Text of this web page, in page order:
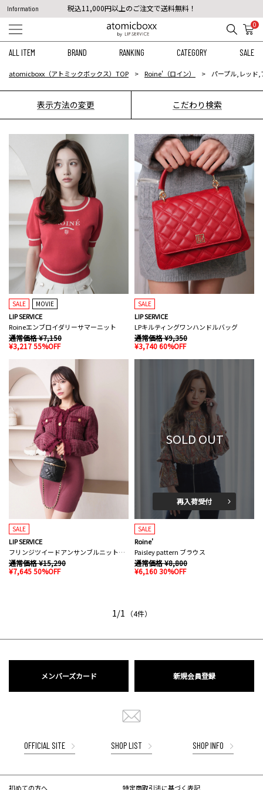
Information
税込11,000円以上のご注文で送料無料！
【重要】予約商品のお支払い方法（代金引換）変更に関するお知らせ
0
ALL ITEM BRAND RANKING CATEGORY SALE
atomicboxx（アトミックボックス）TOP Roine'（ロイン） パープル,レッド,
表示方法の変更 こだわり検索
SALE MOVIE
LIP SERVICE
Roineエンブロイダリーサマーニット
通常価格 ¥7,150
¥3,217 55%OFF
SALE
LIP SERVICE
LPキルティングワンハンドルバッグ
通常価格 ¥9,350
¥3,740 60%OFF
SALE
LIP SERVICE
フリンジツイードアンサンブルニットワンピース
通常価格 ¥15,290
¥7,645 50%OFF
SOLD OUT
再入荷受付
SALE
Roine'
Paisley pattern ブラウス
通常価格 ¥8,800
¥6,160 30%OFF
1/1 （4件）
メンバーズカード 新規会員登録
OFFICIAL SITE SHOP LIST SHOP INFO
初めての方へ 特定商取引法に基づく表記